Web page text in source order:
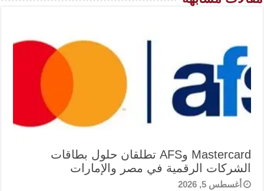
Mastercard وAFS تطلقان حلول بطاقات
الشركات الرقمية في مصر والإمارات
أغسطس 5, 2026